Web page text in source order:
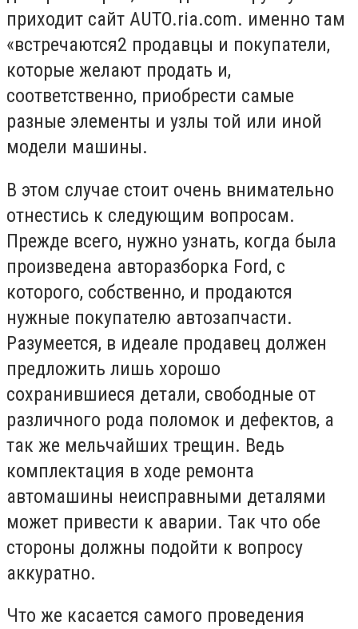
приходит сайт AUTO.ria.com. именно там
«встречаются2 продавцы и покупатели,
которые желают продать и,
соответственно, приобрести самые
разные элементы и узлы той или иной
модели машины.
В этом случае стоит очень внимательно
отнестись к следующим вопросам.
Прежде всего, нужно узнать, когда была
произведена авторазборка Ford, с
которого, собственно, и продаются
нужные покупателю автозапчасти.
Разумеется, в идеале продавец должен
предложить лишь хорошо
сохранившиеся детали, свободные от
различного рода поломок и дефектов, а
так же мельчайших трещин. Ведь
комплектация в ходе ремонта
автомашины неисправными деталями
может привести к аварии. Так что обе
стороны должны подойти к вопросу
аккуратно.
Что же касается самого проведения